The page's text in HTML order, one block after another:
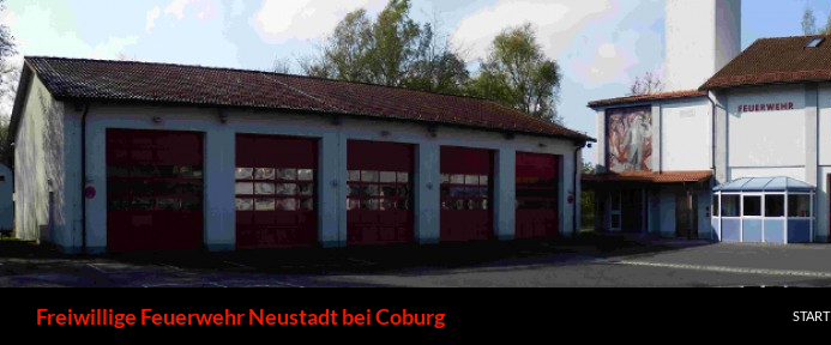
Zum
Inhalt
springen
Freiwillige Feuerwehr Neustadt bei Coburg START